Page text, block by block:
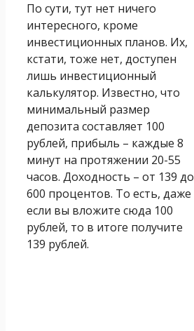
По сути, тут нет ничего
интересного, кроме
инвестиционных планов. Их,
кстати, тоже нет, доступен
лишь инвестиционный
калькулятор. Известно, что
минимальный размер
депозита составляет 100
рублей, прибыль – каждые 8
минут на протяжении 20-55
часов. Доходность – от 139 до
600 процентов. То есть, даже
если вы вложите сюда 100
рублей, то в итоге получите
139 рублей.